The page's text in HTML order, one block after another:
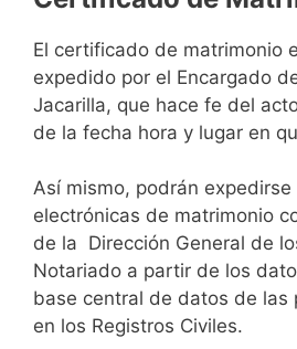
El certificado de matrimonio
expedido por el Encargado
Jacarilla, que hace fe del
de la fecha hora y lugar en
Así mismo, podrán
electrónicas de matrimonio
de la Dirección General de
Notariado a partir de los
base central de datos de las
en los Registros Civiles.